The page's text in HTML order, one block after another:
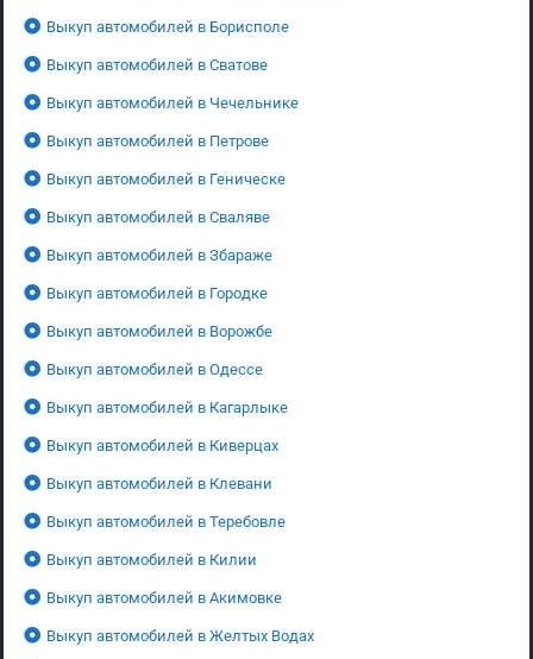
Выкуп автомобилей в Борисполе
Выкуп автомобилей в Сватове
Выкуп автомобилей в Чечельнике
Выкуп автомобилей в Петрове
Выкуп автомобилей в Геническе
Выкуп автомобилей в Сваляве
Выкуп автомобилей в Збараже
Выкуп автомобилей в Городке
Выкуп автомобилей в Ворожбе
Выкуп автомобилей в Одессе
Выкуп автомобилей в Кагарлыке
Выкуп автомобилей в Киверцах
Выкуп автомобилей в Клевани
Выкуп автомобилей в Теребовле
Выкуп автомобилей в Килии
Выкуп автомобилей в Акимовке
Выкуп автомобилей в Желтых Водах